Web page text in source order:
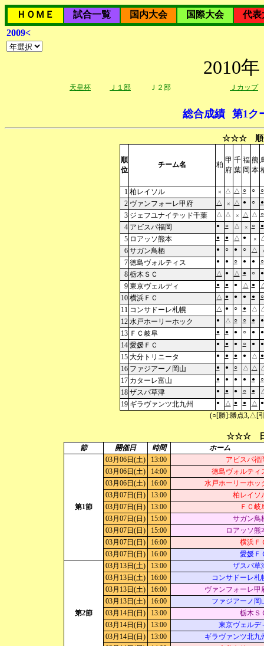
ＨＯＭＥ 試合一覧 国内大会 国際大会
代表
2009<
2010
天皇杯 Ｊ１部 Ｊ２部 Ｊカップ
総合成績 第1ク
☆☆☆ 順
順
位
チーム名 柏
甲
府
千
葉
福
岡
熊
本
1 柏レイソル × △ △ ○ ○ ○
2 ヴァンフォーレ甲府 △ × △ ● ○ ●
3 ジェフユナイテッド千葉 △ △ × △ △ ○
4 アビスパ福岡 ● ○ △ × ○ ●
5 ロアッソ熊本 ● ● △ ● ×
6 サガン鳥栖 ● ○ ● ○ △
7 徳島ヴォルティス ● ● ○ ● ● ○
8 栃木ＳＣ △ ● △ ● ○ ●
9 東京ヴェルディ ● ● ● △ ●
10 横浜ＦＣ △ ● ● ● ● ○
11 コンサドーレ札幌 △ ● ○ ● △
12 水戸ホーリーホック ● △ ○ ○ ● ●
13 ＦＣ岐阜 ● ● ● ○ ● ●
14 愛媛ＦＣ ● ● ● ○ ● ●
15 大分トリニータ ● ● ● ● △ ●
16 ファジアーノ岡山 ● ● ○ △ △
17 カターレ富山 ● ● ● ● ● ○
18 ザスパ草津 ● ● ● ○ ●
19 ギラヴァンツ北九州 ● △ ● ● △ ●
(○[勝]:勝点3,△[
☆☆☆ 日
節 開催日 時間 ホーム
第1節
03月06日(土) 13:00
アビスパ福
03月06日(土)
14:00
徳島ヴォルティ
03月06日(土)
16:00
水戸ホーリーホッ
03月07日(日)
13:00
柏レイソ
03月07日(日)
13:00
ＦＣ岐
03月07日(日)
15:00
サガン鳥
03月07日(日)
15:00
ロアッソ熊
03月07日(日)
16:00
横浜Ｆ
03月07日(日)
16:00 愛媛Ｆ
第2節
03月13日(土) 13:00
ザスパ草
03月13日(土)
16:00
コンサドーレ札
03月13日(土)
16:00
ヴァンフォーレ甲
03月13日(土)
16:00
ファジアーノ岡
03月14日(日)
13:00
栃木Ｓ
03月14日(日)
13:00
東京ヴェルデ
03月14日(日)
13:00
ギラヴァンツ北九